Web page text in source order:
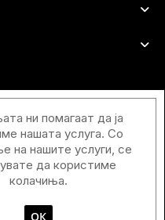
Сите права задржани.
ни помагаат да ја
нашата услуга. Со
на нашите услуги, се
да користиме
колачиња.
ОК